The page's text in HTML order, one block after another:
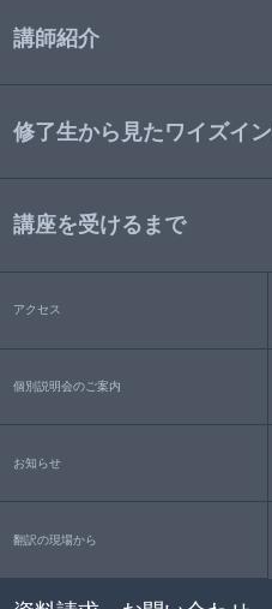
講師紹介
修了生から見たワイズイ
講座を受けるまで
アクセス
個別説明会のご案内
お知らせ
翻訳の現場から